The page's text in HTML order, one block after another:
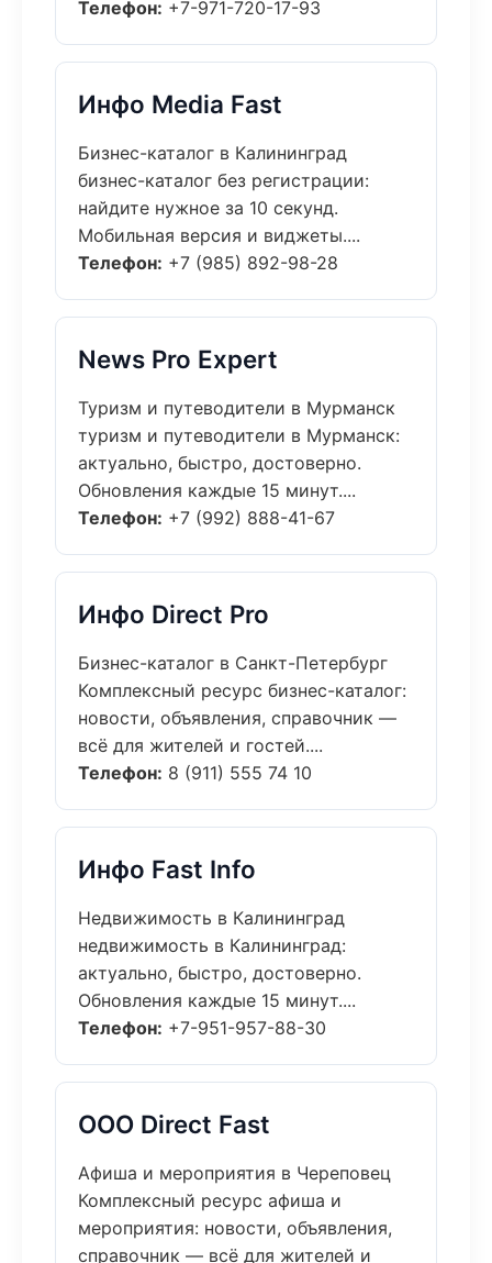
Телефон: +7-971-720-17-93
Инфо Media Fast
Бизнес-каталог в Калининград
бизнес-каталог без регистрации:
найдите нужное за 10 секунд.
Мобильная версия и виджеты....
Телефон: +7 (985) 892-98-28
News Pro Expert
Туризм и путеводители в Мурманск
туризм и путеводители в Мурманск:
актуально, быстро, достоверно.
Обновления каждые 15 минут....
Телефон: +7 (992) 888-41-67
Инфо Direct Pro
Бизнес-каталог в Санкт-Петербург
Комплексный ресурс бизнес-каталог:
новости, объявления, справочник —
всё для жителей и гостей....
Телефон: 8 (911) 555 74 10
Инфо Fast Info
Недвижимость в Калининград
недвижимость в Калининград:
актуально, быстро, достоверно.
Обновления каждые 15 минут....
Телефон: +7-951-957-88-30
ООО Direct Fast
Афиша и мероприятия в Череповец
Комплексный ресурс афиша и
мероприятия: новости, объявления,
справочник — всё для жителей и